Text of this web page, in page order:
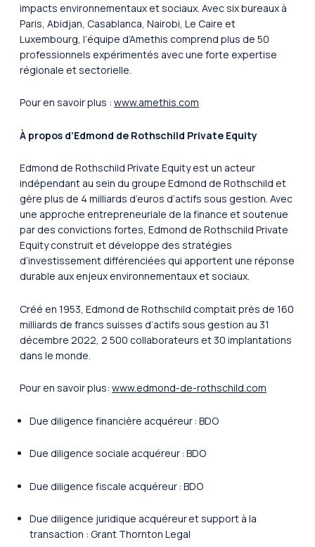
impacts environnementaux et sociaux. Avec six bureaux à
Paris, Abidjan, Casablanca, Nairobi, Le Caire et
Luxembourg, l’équipe d’Amethis comprend plus de 50
professionnels expérimentés avec une forte expertise
régionale et sectorielle.
Pour en savoir plus : www.amethis.com
À propos d’Edmond de Rothschild Private Equity
Edmond de Rothschild Private Equity est un acteur
indépendant au sein du groupe Edmond de Rothschild et
gère plus de 4 milliards d’euros d’actifs sous gestion. Avec
une approche entrepreneuriale de la finance et soutenue
par des convictions fortes, Edmond de Rothschild Private
Equity construit et développe des stratégies
d’investissement différenciées qui apportent une réponse
durable aux enjeux environnementaux et sociaux.
Créé en 1953, Edmond de Rothschild comptait près de 160
milliards de francs suisses d’actifs sous gestion au 31
décembre 2022, 2 500 collaborateurs et 30 implantations
dans le monde.
Pour en savoir plus: www.edmond-de-rothschild.com
Due diligence financière acquéreur : BDO
Due diligence sociale acquéreur : BDO
Due diligence fiscale acquéreur : BDO
Due diligence juridique acquéreur et support à la
transaction : Grant Thornton Legal